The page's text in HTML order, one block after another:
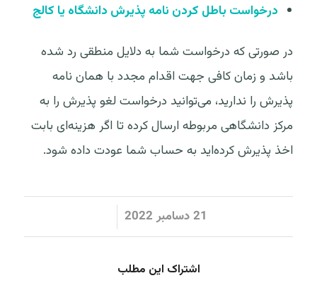
درخواست باطل کردن نامه پذیرش دانشگاه یا کالج
در صورتی که درخواست شما به دلایل منطقی رد شده
باشد و زمان کافی جهت اقدام مجدد با همان نامه
پذیرش را ندارید، می‌توانید درخواست لغو پذیرش را به
مرکز دانشگاهی مربوطه ارسال کرده تا اگر هزینه‌ای بابت
اخذ پذیرش کرده‌اید به حساب شما عودت داده شود.
21 دسامبر 2022 /
اشتراک این مطلب